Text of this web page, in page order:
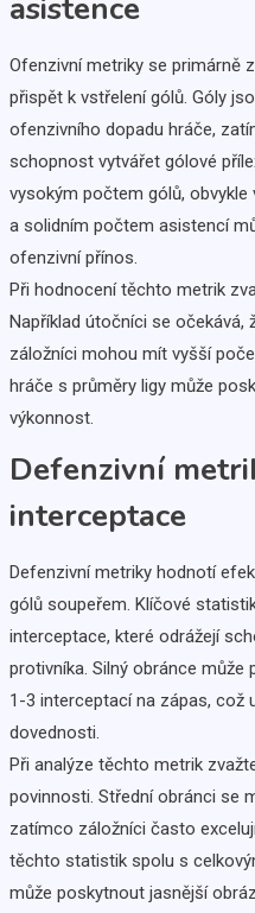
asistence
Ofenzivní metriky se primárně
přispět k vstřelení gólů. Góly
ofenzivního dopadu hráče,
schopnost vytvářet gólové
vysokým počtem gólů,
a solidním počtem asistencí
ofenzivní přínos.
Při hodnocení těchto metrik
Například útočníci se očekává,
záložníci mohou mít vyšší
hráče s průměry ligy může
výkonnost.
Defenzivní
interceptace
Defenzivní metriky hodnotí
gólů soupeřem. Klíčové
interceptace, které odrážejí
protivníka. Silný obránce
1-3 interceptací na zápas, což
dovednosti.
Při analýze těchto metrik
povinnosti. Střední obránci se
zatímco záložníci často
těchto statistik spolu s
může poskytnout jasnější